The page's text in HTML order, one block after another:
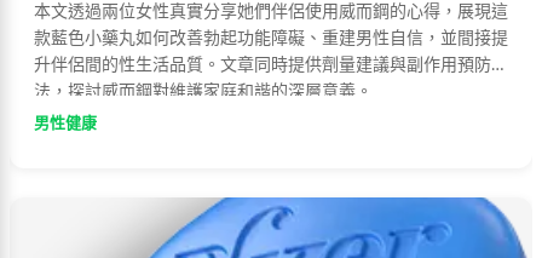
本文透過兩位女性真實分享她們伴侶使用威而鋼的心得，展現這
款藍色小藥丸如何改善勃起功能障礙、重建男性自信，並間接提
升伴侶間的性生活品質。文章同時提供劑量建議與副作用預防方
法，探討威而鋼對維護家庭和諧的深層意義。
男性健康